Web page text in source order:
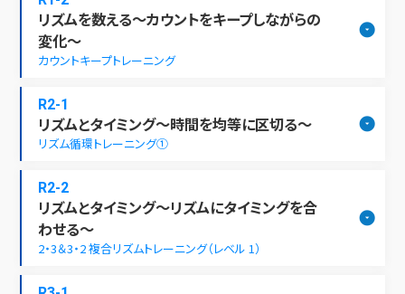
リズムを数える～カウントをキープしながらの
変化～
カウントキープトレーニング
R2-1
リズムとタイミング～時間を均等に区切る～
リズム循環トレーニング①
R2-2
リズムとタイミング～リズムにタイミングを合
わせる～
2・3＆3・2 複合リズムトレーニング（レベル 1）